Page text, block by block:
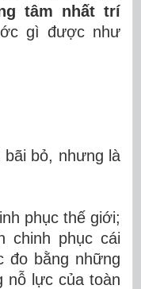
tâm nhất trí
gì được như
bãi bỏ, nhưng là
phục thế giới;
chinh phục cái
đo bằng những
nỗ lực của toàn